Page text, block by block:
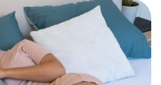
para que
e respirar tal como
conseguem
ao seu ritmo
O que faz com […]